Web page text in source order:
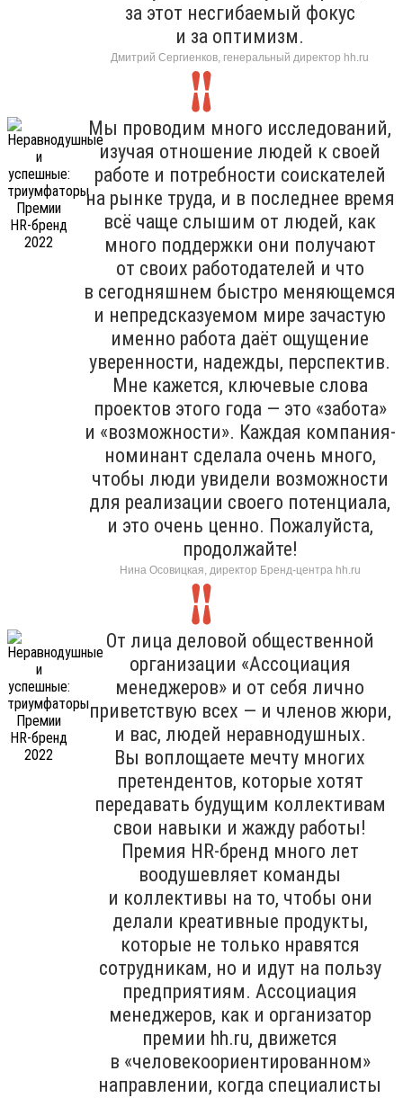
за этот несгибаемый фокус
и за оптимизм.
Дмитрий Сергиенков, генеральный директор hh.ru
Мы проводим много исследований,
изучая отношение людей к своей
работе и потребности соискателей
на рынке труда, и в последнее время
всё чаще слышим от людей, как
много поддержки они получают
от своих работодателей и что
в сегодняшнем быстро меняющемся
и непредсказуемом мире зачастую
именно работа даёт ощущение
уверенности, надежды, перспектив.
Мне кажется, ключевые слова
проектов этого года — это «забота»
и «возможности». Каждая компания-
номинант сделала очень много,
чтобы люди увидели возможности
для реализации своего потенциала,
и это очень ценно. Пожалуйста,
продолжайте!
Нина Осовицкая, директор Бренд-центра hh.ru
От лица деловой общественной
организации «Ассоциация
менеджеров» и от себя лично
приветствую всех — и членов жюри,
и вас, людей неравнодушных.
Вы воплощаете мечту многих
претендентов, которые хотят
передавать будущим коллективам
свои навыки и жажду работы!
Премия HR-бренд много лет
воодушевляет команды
и коллективы на то, чтобы они
делали креативные продукты,
которые не только нравятся
сотрудникам, но и идут на пользу
предприятиям. Ассоциация
менеджеров, как и организатор
премии hh.ru, движется
в «человекоориентированном»
направлении, когда специалисты